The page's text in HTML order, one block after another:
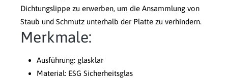
Dichtungslippe zu erwerben, um die Ansammlung von
Staub und Schmutz unterhalb der Platte zu verhindern.
Merkmale:
Ausführung: glasklar
Material: ESG Sicherheitsglas